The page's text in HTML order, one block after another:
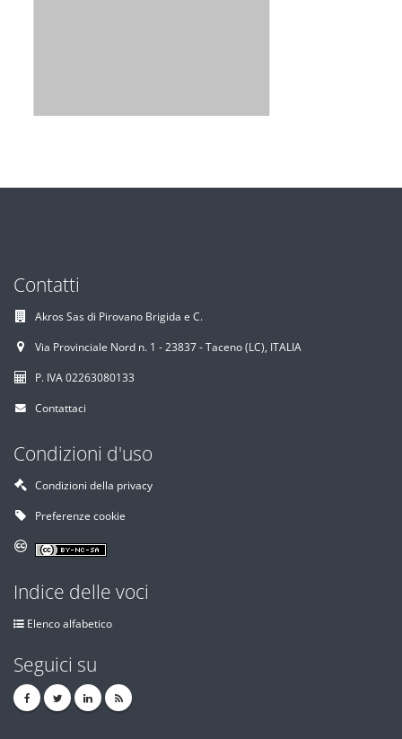
Contatti
Akros Sas di Pirovano Brigida e C.
Via Provinciale Nord n. 1 - 23837 - Taceno (LC), ITALIA
P. IVA 02263080133
Contattaci
Condizioni d'uso
Condizioni della privacy
Preferenze cookie
Indice delle voci
Elenco alfabetico
Seguici su